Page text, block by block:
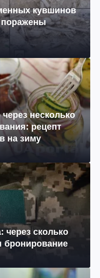
кувшинов
несколько
рецепт
на зиму
через сколько
бронирование